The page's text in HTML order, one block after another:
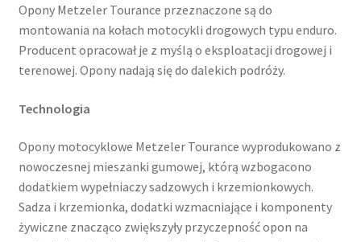
Opony Metzeler Tourance przeznaczone są do
montowania na kołach motocykli drogowych typu enduro.
Producent opracował je z myślą o eksploatacji drogowej i
terenowej. Opony nadają się do dalekich podróży.
Technologia
Opony motocyklowe Metzeler Tourance wyprodukowano z
nowoczesnej mieszanki gumowej, którą wzbogacono
dodatkiem wypełniaczy sadzowych i krzemionkowych.
Sadza i krzemionka, dodatki wzmacniające i komponenty
żywiczne znacząco zwiększyły przyczepność opon na